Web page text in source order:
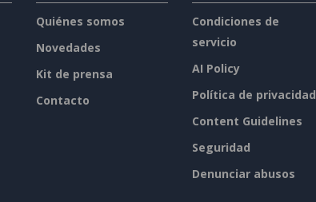
Quiénes somos
Novedades
Kit de prensa
Contacto
Condiciones de
servicio
AI Policy
Política de privacidad
Content Guidelines
Seguridad
Denunciar abusos